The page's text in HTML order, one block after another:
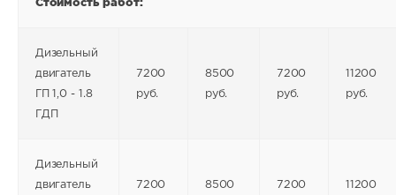
Дизельный
двигатель
ГП 1,0 - 1.8
ГДП
7200
руб.
8500
руб.
7200
руб.
11200
руб.
Дизельный
двигатель 7200 8500 7200 11200